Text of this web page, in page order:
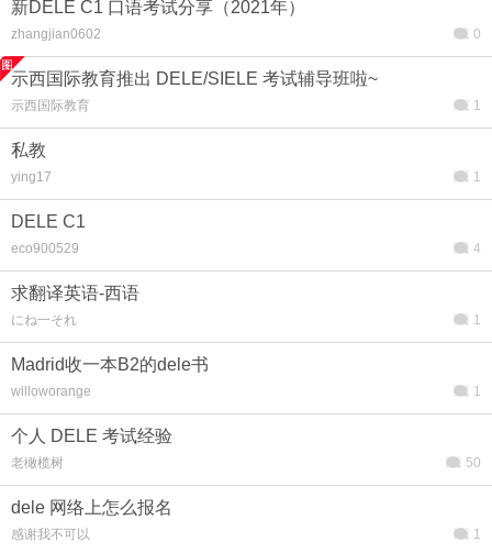
新DELE C1 口语考试分享（2021年）
zhangjian0602 0
示西国际教育推出 DELE/SIELE 考试辅导班啦~
示西国际教育 1
私教
ying17 1
DELE C1
eco900529 4
求翻译英语-西语
にね一それ 1
Madrid收一本B2的dele书
willoworange 1
个人 DELE 考试经验
老橄榄树 50
dele 网络上怎么报名
感谢我不可以 1